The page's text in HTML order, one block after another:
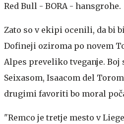
Red Bull - BORA - hansgrohe.
Zato so v ekipi ocenili, da bi
Dofineji oziroma po novem
Alpes preveliko tveganje. Boj
Seixasom, Isaacom del
drugimi favoriti bo moral
"Remco je tretje mesto v